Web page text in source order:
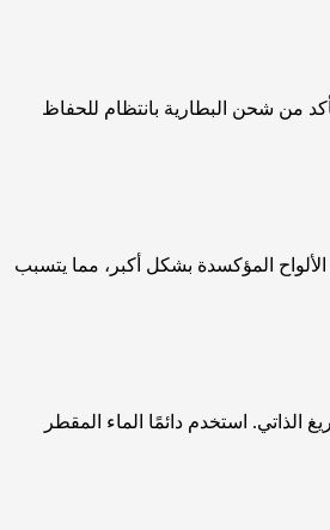
من شحن البطارية بانتظام للحفاظ
الألواح المؤكسدة بشكل أكبر، مما يتسبب
الذاتي. استخدم دائمًا الماء المقطر